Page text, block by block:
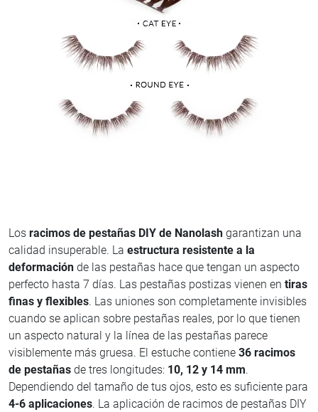
Los racimos de pestañas DIY de Nanolash garantizan una
calidad insuperable. La estructura resistente a la
deformación de las pestañas hace que tengan un aspecto
perfecto hasta 7 días. Las pestañas postizas vienen en tiras
finas y flexibles. Las uniones son completamente invisibles
cuando se aplican sobre pestañas reales, por lo que tienen
un aspecto natural y la línea de las pestañas parece
visiblemente más gruesa. El estuche contiene 36 racimos
de pestañas de tres longitudes: 10, 12 y 14 mm.
Dependiendo del tamaño de tus ojos, esto es suficiente para
4-6 aplicaciones. La aplicación de racimos de pestañas DIY